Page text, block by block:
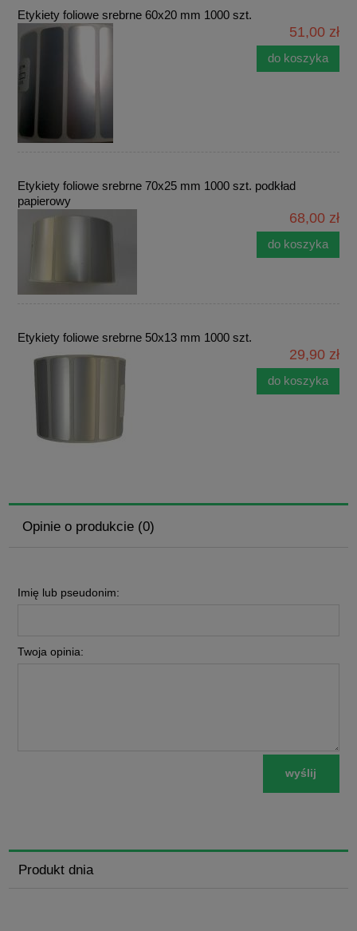
Etykiety foliowe srebrne 60x20 mm 1000 szt.
51,00 zł
do koszyka
Etykiety foliowe srebrne 70x25 mm 1000 szt. podkład
papierowy
68,00 zł
do koszyka
Etykiety foliowe srebrne 50x13 mm 1000 szt.
29,90 zł
do koszyka
Opinie o produkcie (0)
Imię lub pseudonim:
Twoja opinia:
wyślij
Produkt dnia